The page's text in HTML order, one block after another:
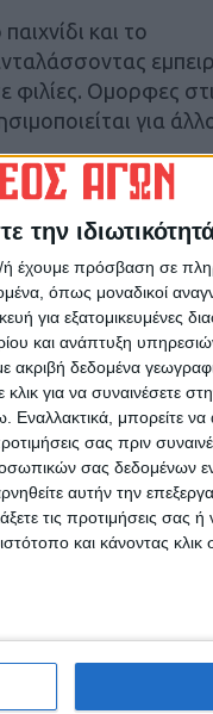
την
ή έχουμε πρόσβαση σε
όπως μοναδικοί
για εξατομικευμένες
και ανάπτυξη
ακριβή δεδομένα
για να συναινέσετε
μπορείτε
σας πριν
σας δεδομένων
αυτήν την
τις προτιμήσεις σας
και κάνοντας
και το
φιλίες. Ομορφες
για
η Αναγέννηση
την ευκαιρία να
χαμόγελα,
ήθος!!
Κ Δημήτρης
Google News!
της Θεσσαλίας